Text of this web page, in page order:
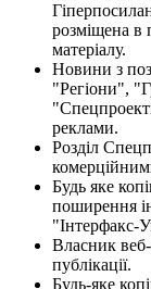
розміщена в
матеріалу.
Новини з
"Регіони",
реклами.
Розділ
Будь яке
поширення
"Інтерфакс-
Власник
публікації.
Будь-яке